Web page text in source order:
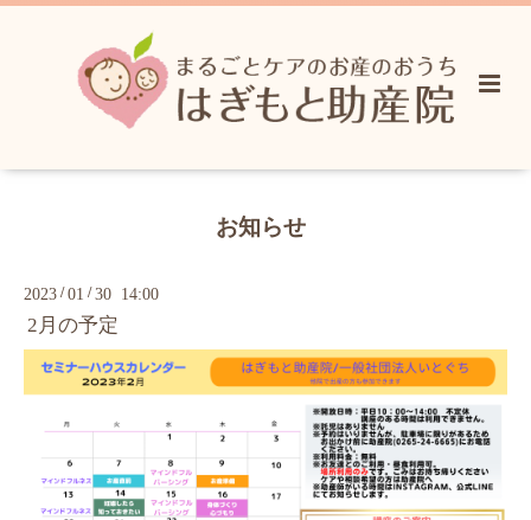
お知らせ
2023 /01 /30 14:00
2月の予定